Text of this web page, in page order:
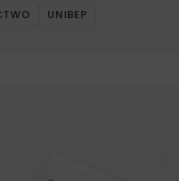
UNIBEP